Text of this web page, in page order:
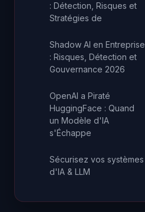
: Détection, Risques et
Stratégies de
Shadow AI en Entreprise
: Risques, Détection et
Gouvernance 2026
OpenAI a Piraté
HuggingFace : Quand
un Modèle d'IA
s'Échappe
Sécurisez vos systèmes
d'IA & LLM